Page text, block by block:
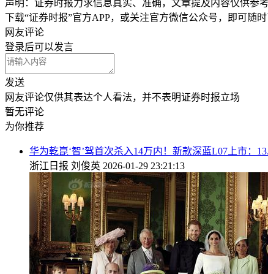
声明：证券时报力求信息真实、准确，文章提及内容仅供参
下载“证券时报”官方APP，或关注官方微信公众号，即可随
网友评论
登录后可以发言
发送
网友评论仅供其表达个人看法，并不表明证券时报立场
暂无评论
为你推荐
华为乾崑‘智’驾首次杀入14万内！新款深蓝L07上市：
浙江日报 刘俊英 2026-01-29 23:21:13